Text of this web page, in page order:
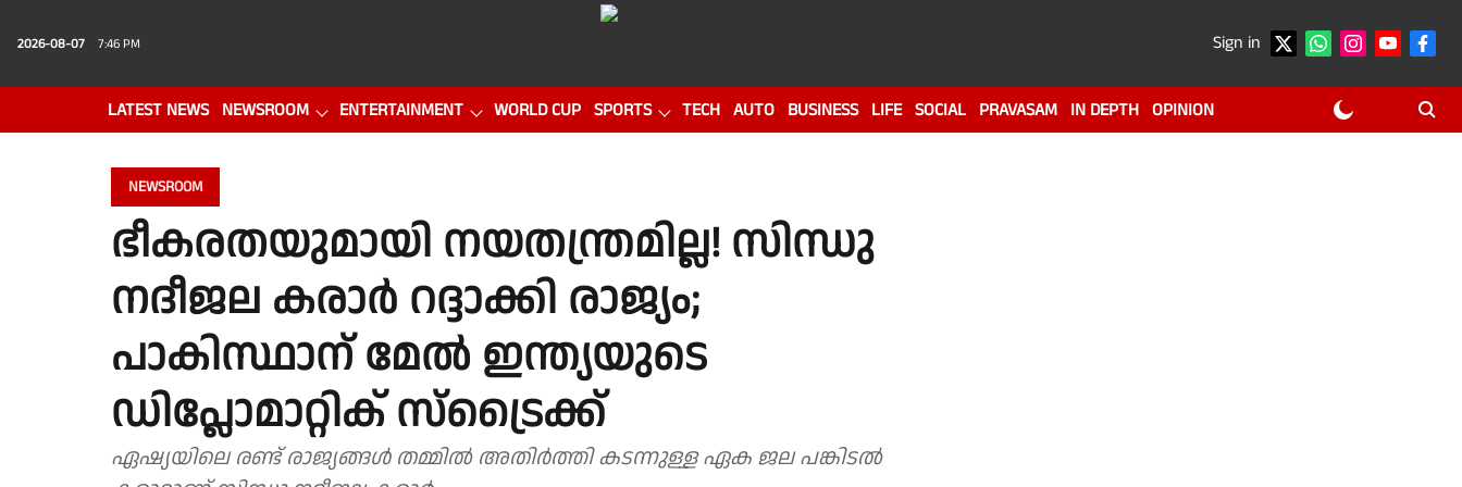
2026-08-07 7:46 PM Sign in
LATEST NEWS NEWSROOM ENTERTAINMENT WORLD CUP SPORTS TECH AUTO BUSINESS LIFE SOCIAL PRAVASAM IN DEPTH OPINION
NEWSROOM
ഭീകരതയുമായി നയതന്ത്രമില്ല! സിന്ധു
നദീജല കരാര്‍ റദ്ദാക്കി രാജ്യം;
പാകിസ്ഥാന് മേല്‍ ഇന്ത്യയുടെ
ഡിപ്ലോമാറ്റിക് സ്ട്രൈക്ക്
ഏഷ്യയിലെ രണ്ട് രാജ്യങ്ങള്‍ തമ്മില്‍ അതിര്‍ത്തി കടന്നുള്ള ഏക ജല പങ്കിടല്‍